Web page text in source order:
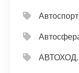
Автоспорт